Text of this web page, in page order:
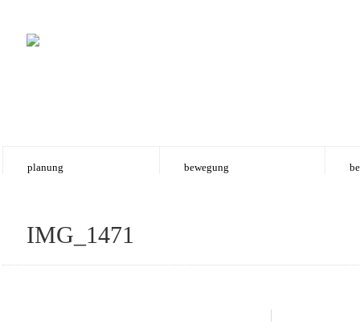
planung bewegung
IMG_1471